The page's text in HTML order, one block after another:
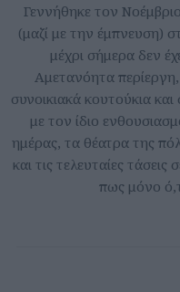
Γεννήθηκε τον
(μαζί με την έμπνευση)
μέχρι σήμερα δεν
Αμετανόητα περίεργη,
συνοικιακά κουτούκια
με τον ίδιο
ημέρας, τα θέατρα της
και τις τελευταίες
πως μόνο